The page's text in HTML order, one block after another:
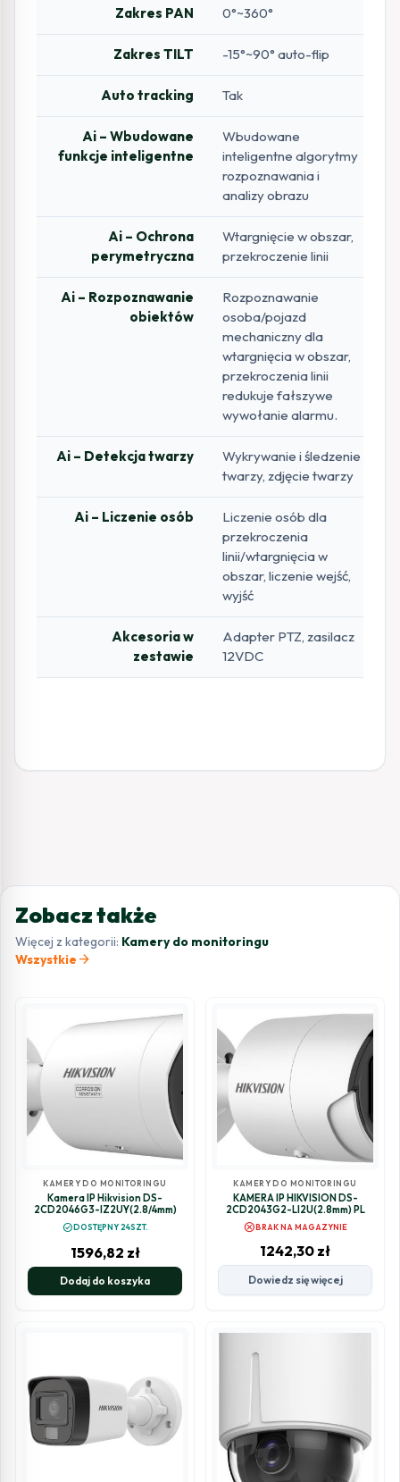
Zakres PAN 0°~360°
Zakres TILT -15°~90° auto-flip
Auto tracking Tak
Ai – Wbudowane
funkcje inteligentne
Wbudowane
inteligentne algorytmy
rozpoznawania i
analizy obrazu
Ai – Ochrona
perymetryczna
Wtargnięcie w obszar,
przekroczenie linii
Ai – Rozpoznawanie
obiektów
Rozpoznawanie
osoba/pojazd
mechaniczny dla
wtargnięcia w obszar,
przekroczenia linii
redukuje fałszywe
wywołanie alarmu.
Ai – Detekcja twarzy
Wykrywanie i śledzenie
twarzy, zdjęcie twarzy
Ai – Liczenie osób
Liczenie osób dla
przekroczenia
linii/wtargnięcia w
obszar, liczenie wejść,
wyjść
Akcesoria w
zestawie
Adapter PTZ, zasilacz
12VDC
Zobacz także
Więcej z kategorii: Kamery do monitoringu
Wszystkie arrow_forward
KAMERY DO MONITORINGU
Kamera IP Hikvision DS-
2CD2046G3-IZ2UY(2.8/4mm)
check_circleDOSTĘPNY 24SZT.
1596,82 zł
Dodaj do koszyka
KAMERY DO MONITORINGU
KAMERA IP HIKVISION DS-
2CD2043G2-LI2U(2.8mm) PL
cancelBRAK NA MAGAZYNIE
1242,30 zł
Dowiedz się więcej